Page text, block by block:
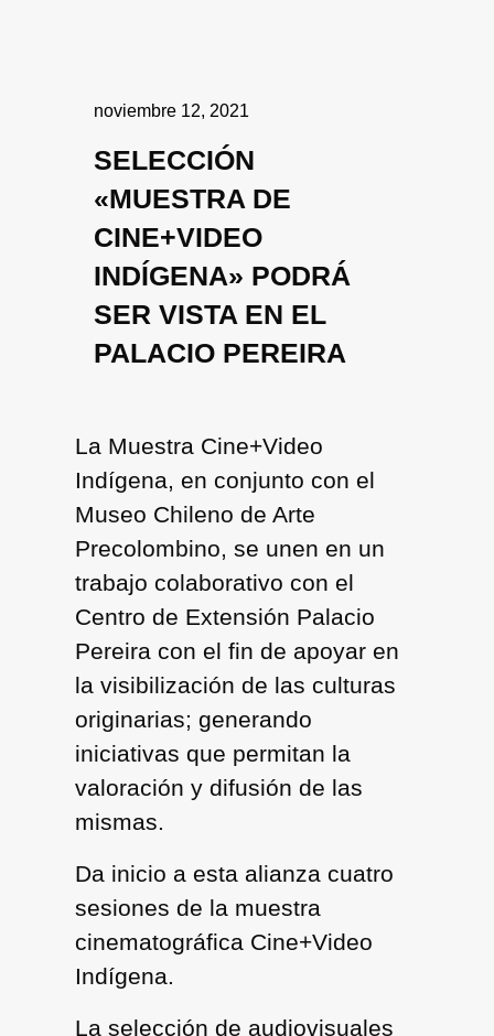
noviembre 12, 2021
SELECCIÓN
«MUESTRA DE
CINE+VIDEO
INDÍGENA» PODRÁ
SER VISTA EN EL
PALACIO PEREIRA
La Muestra Cine+Video
Indígena, en conjunto con el
Museo Chileno de Arte
Precolombino, se unen en un
trabajo colaborativo con el
Centro de Extensión Palacio
Pereiracon el fin de apoyar en
la visibilización de las culturas
originarias; generando
iniciativas que permitan la
valoración y difusión de las
mismas.
Da inicio a esta alianza cuatro
sesiones de la muestra
cinematográfica Cine+Video
Indígena.
La selección de audiovisuales